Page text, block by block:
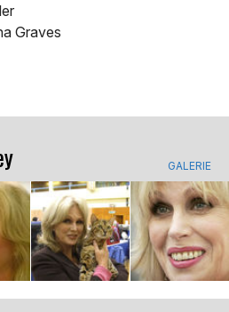
Graves
GALERIE